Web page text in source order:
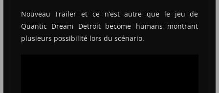
Nouveau Trailer et ce n’est autre que le jeu de
Quantic Dream Detroit become humans montrant
plusieurs possibilité lors du scénario.